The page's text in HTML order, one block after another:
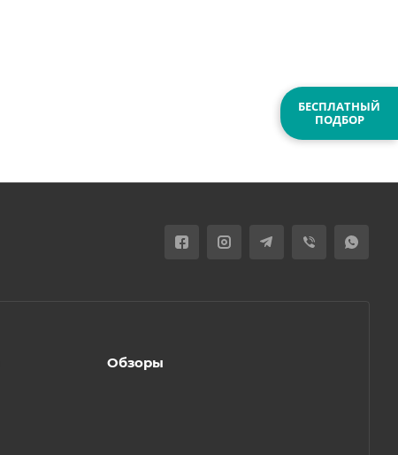
Обзоры
БЕСПЛАТНЫЙ
ПОДБОР